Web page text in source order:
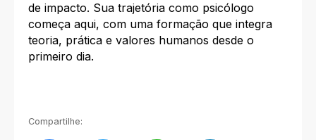
de impacto. Sua trajetória como psicólogo
começa aqui, com uma formação que integra
teoria, prática e valores humanos desde o
primeiro dia.
Compartilhe: